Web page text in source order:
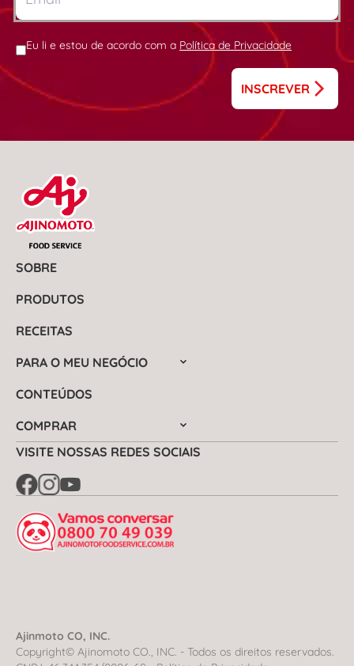
Eu li e estou de acordo com a Política de Privacidade
INSCREVER
SOBRE
PRODUTOS
RECEITAS
PARA O MEU NEGÓCIO
CONTEÚDOS
COMPRAR
VISITE NOSSAS REDES SOCIAIS
Ajinmoto CO, INC.
Copyright© Ajinomoto CO., INC. - Todos os direitos reservados.